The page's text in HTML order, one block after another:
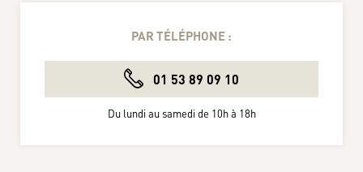
PAR TÉLÉPHONE :
01 53 89 09 10
Du lundi au samedi de 10h à 18h